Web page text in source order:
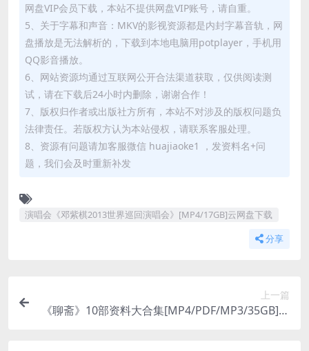
网盘VIP会员下载，本站不提供网盘VIP账号，请自重。
5、关于字幕和声音：MKV的影视资源都是内封字幕音轨，网
盘播放是无法解析的，下载到本地电脑用potplayer，手机用
QQ影音播放。
6、网站资源均通过互联网公开合法渠道获取，仅供阅读测
试，请在下载后24小时内删除，谢谢合作！
7、版权归作者或出版社方所有，本站不对涉及的版权问题负
法律责任。若版权方认为本站侵权，请联系客服处理。
8、资源有问题请加客服微信 huajiaoke1 ，发资料名+问
题，我们会及时重新补发
演唱会《邓紫棋2013世界巡回演唱会》[MP4/17GB]云网盘下载
分享
上一篇
《聊斋》10部资料大合集[MP4/PDF/MP3/35GB]云